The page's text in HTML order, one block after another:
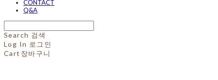
CONTACT
Q&A
Search 검색
Log In 로그인
Cart 장바구니